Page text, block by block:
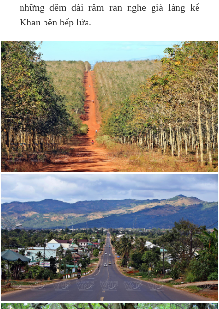
những đêm dài râm ran nghe già làng kể
Khan bên bếp lửa.